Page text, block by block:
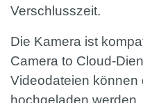
Verschlusszeit.
Die Kamera ist
Camera to Cloud-
Videodateien können